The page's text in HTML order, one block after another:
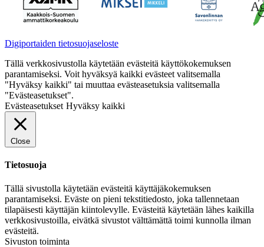
Digiportaiden tietosuojaseloste
Tällä verkkosivustolla käytetään evästeitä käyttökokemuksen
parantamiseksi. Voit hyväksyä kaikki evästeet valitsemalla
"Hyväksy kaikki" tai muuttaa evästeasetuksia valitsemalla
"Evästeasetukset".
Evästeasetukset Hyväksy kaikki
Close
Tietosuoja
Tällä sivustolla käytetään evästeitä käyttäjäkokemuksen
parantamiseksi. Eväste on pieni tekstitiedosto, joka tallennetaan
tilapäisesti käyttäjän kiintolevylle. Evästeitä käytetään lähes kaikilla
verkkosivustoilla, eivätkä sivustot välttämättä toimi kunnolla ilman
evästeitä.
Sivuston toiminta